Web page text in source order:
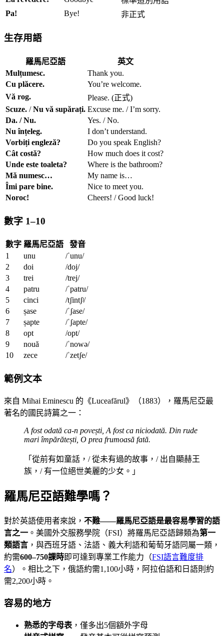
Pa!
Bye! 非正式
生存用語
羅馬尼亞語
英文
Mulțumesc.
Thank you.
Cu plăcere.
You’re welcome.
Vă rog.
Please. (正式)
Scuze. /Nu vă supărați. Excuse me. / I’m sorry.
Da. / Nu.
Yes. / No.
Nu înțeleg.
I don’t understand.
Vorbiți engleză?
Do you speak English?
Cât costă?
How much does it cost?
Unde este toaleta?
Where is the bathroom?
Mă numesc…
My name is…
Îmi pare bine.
Nice to meet you.
Noroc!
Cheers! / Good luck!
數字 1–10
數字 羅馬尼亞語
發音
1
unu
/ˈunu/
2
doi
/doj/
3
trei
/trej/
4
patru
/ˈpatru/
5
cinci
/tʃintʃʲ/
6
șase
/ˈʃase/
7
șapte
/ˈʃapte/
8
opt
/opt/
9
nouă
/ˈnowə/
10
zece /ˈzetʃe/
範例文本
來自 Mihai Eminescu 的《Luceafărul》（1883），羅馬尼亞最
著名的國民詩篇之一：
A fost odată ca-n povești, A fost ca niciodată. Din rude
mari împărătești, O prea frumoasă fată.
「從前有如童話，/ 從未有過的故事，/ 出自顯赫王
族，/ 有一位絕世美麗的少女。」
羅馬尼亞語難學嗎？
對於英語使用者來說， 不難——羅馬尼亞語是最容易學習的語
言之一 。美國外交服務學院（FSI）將羅馬尼亞語歸類為第一
類語言 ，與西班牙語、法語、義大利語和葡萄牙語同屬一類，
約需600–750課時即可達到專業工作能力（FSI語言難度排
名）。相比之下，俄語約需1,100小時，阿拉伯語和日語則約
需2,200小時。
容易的地方
熟悉的字母表 ，僅多出5個額外字母